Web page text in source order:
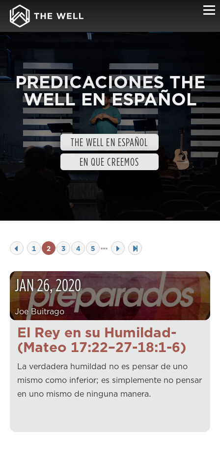
PREDICACIONES THE
WELL EN ESPAÑOL
THE WELL EN ESPAÑOL
EN QUE CREEMOS
1 2 3 4 5
El Rey en su Humildad-
(Mateo 17:22–27-18:1-6)
JAN26,2020
Joe Buitrago
La verdadera humildad no es pensar de uno
mismo como inferior; es simplemente no pensar
en uno mismo de ninguna manera.